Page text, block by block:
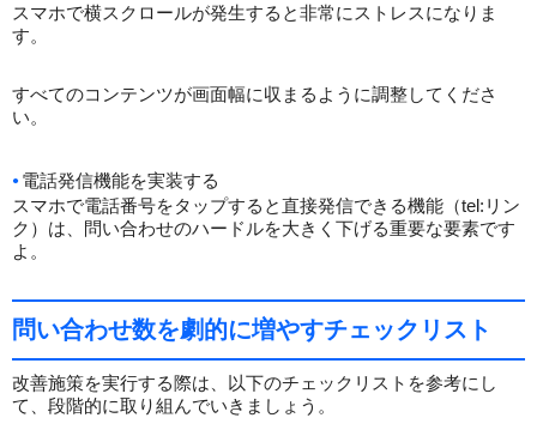
スマホで横スクロールが発生すると非常にストレスになりま
す。
すべてのコンテンツが画面幅に収まるように調整してくださ
い。
電話発信機能を実装する
スマホで電話番号をタップすると直接発信できる機能（tel:リン
ク）は、問い合わせのハードルを大きく下げる重要な要素です
よ。
問い合わせ数を劇的に増やすチェックリスト
改善施策を実行する際は、以下のチェックリストを参考にし
て、段階的に取り組んでいきましょう。